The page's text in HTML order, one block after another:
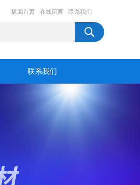
返回首页 在线留言 联系我们
联系我们